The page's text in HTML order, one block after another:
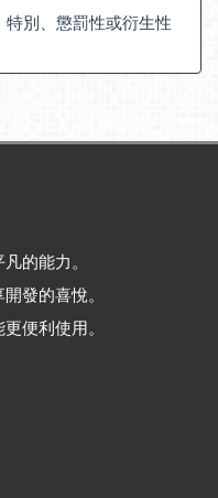
別、懲罰性或衍生性
的能力。
發的喜悅。
便利使用。